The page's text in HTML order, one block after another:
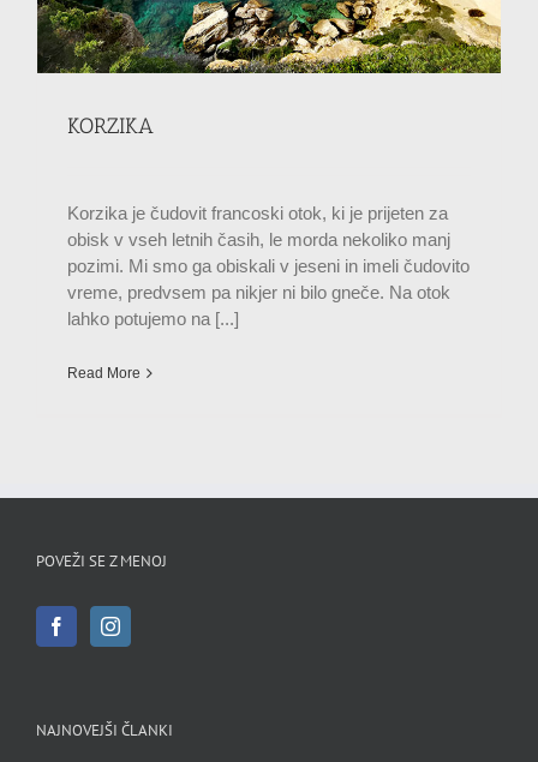
KORZIKA
Korzika je čudovit francoski otok, ki je prijeten za
obisk v vseh letnih časih, le morda nekoliko manj
pozimi. Mi smo ga obiskali v jeseni in imeli čudovito
vreme, predvsem pa nikjer ni bilo gneče. Na otok
lahko potujemo na [...]
Read More
POVEŽI SE Z MENOJ
NAJNOVEJŠI ČLANKI